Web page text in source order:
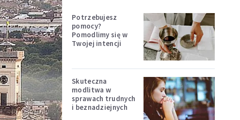
Potrzebujesz
pomocy?
Pomodlimy się w
Twojej intencji
Skuteczna
modlitwa w
sprawach trudnych
i beznadziejnych